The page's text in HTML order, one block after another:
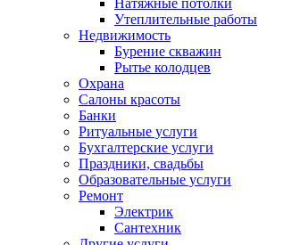
Натяжные потолки
Утеплительные работы
Недвижимость
Бурение скважин
Рытье колодцев
Охрана
Салоны красоты
Банки
Ритуальные услуги
Бухгалтерские услуги
Праздники, свадьбы
Образовательные услуги
Ремонт
Электрик
Сантехник